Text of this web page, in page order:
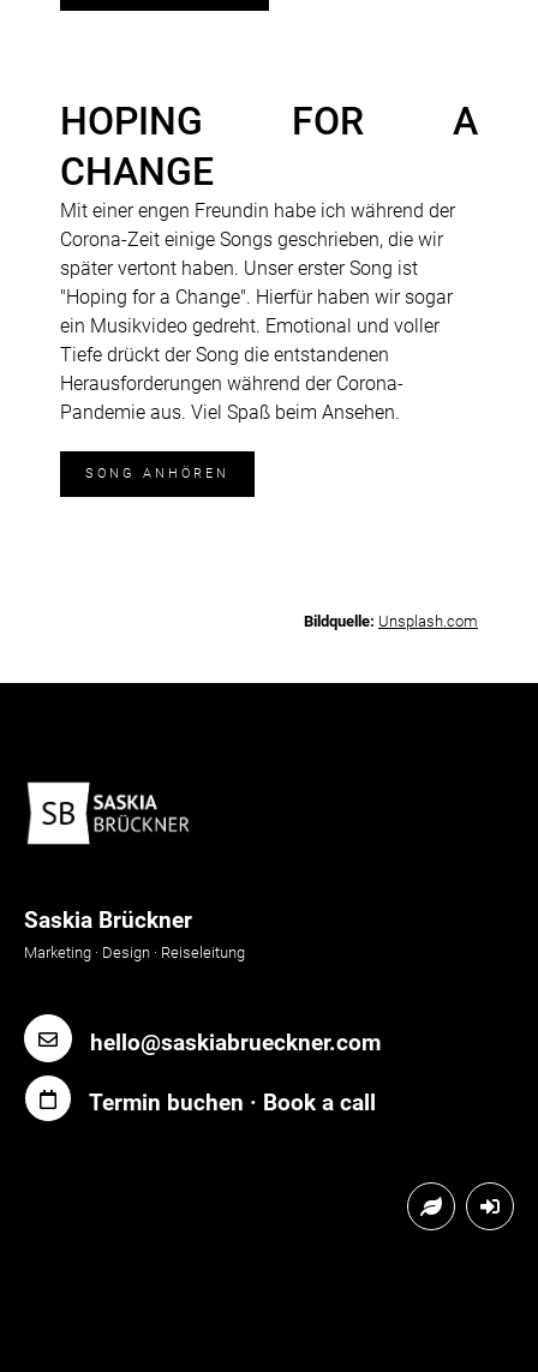
HOPING FOR A
CHANGE
Mit einer engen Freundin habe ich während der
Corona-Zeit einige Songs geschrieben, die wir
später vertont haben. Unser erster Song ist
"Hoping for a Change". Hierfür haben wir sogar
ein Musikvideo gedreht. Emotional und voller
Tiefe drückt der Song die entstandenen
Herausforderungen während der Corona-
Pandemie aus. Viel Spaß beim Ansehen.
SONG ANHÖREN
Bildquelle: Unsplash.com
Saskia Brückner
Marketing · Design · Reiseleitung
hello@saskiabrueckner.com
Termin buchen · Book a call